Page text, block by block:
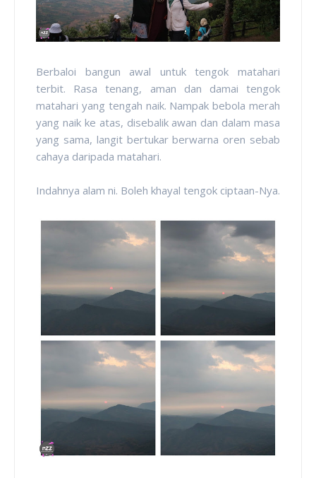
Berbaloi bangun awal untuk tengok matahari
terbit. Rasa tenang, aman dan damai tengok
matahari yang tengah naik. Nampak bebola merah
yang naik ke atas, disebalik awan dan dalam masa
yang sama, langit bertukar berwarna oren sebab
cahaya daripada matahari.
Indahnya alam ni. Boleh khayal tengok ciptaan-Nya.